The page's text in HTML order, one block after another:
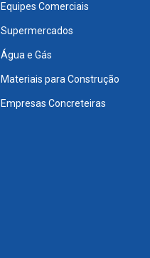
Equipes Comerciais
Supermercados
Água e Gás
Materiais para Construção
Empresas Concreteiras